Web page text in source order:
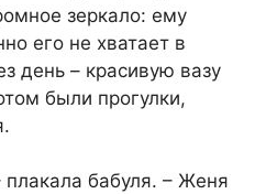
зеркало: ему
его не хватает в
день – красивую вазу
были прогулки,
бабуля. – Женя